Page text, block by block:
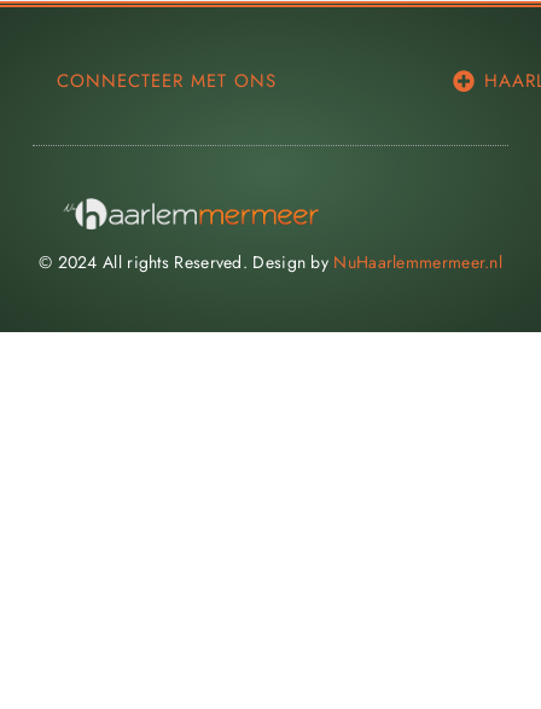
CONNECTEER MET ONS
© 2024 All rights Reserved. Design by NuHaarlemmermeer.nl